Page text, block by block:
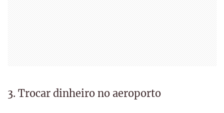
3. Trocar dinheiro no aeroporto